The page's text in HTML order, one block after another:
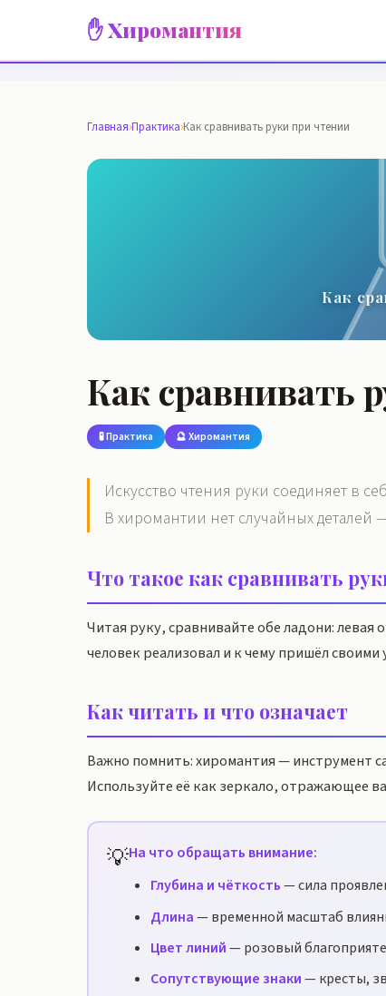
✋ Хиромантия
Главная›Практика›Как сравнивать руки при чтении
Как
Как сравнивать
🧪 Практика 🔮 Хиромантия
Искусство чтения руки соединяет в
В хиромантии нет случайных деталей
Что такое как сравнивать
Читая руку, сравнивайте обе ладони:
человек реализовал и к чему пришёл своими
Как читать и что означает
Важно помнить: хиромантия — инструмент
Используйте её как зеркало, отражающее
💡На что обращать внимание:
Глубина и чёткость— сила
Длина— временной масштаб
Цвет линий— розовый
Сопутствующие знаки— кресты,